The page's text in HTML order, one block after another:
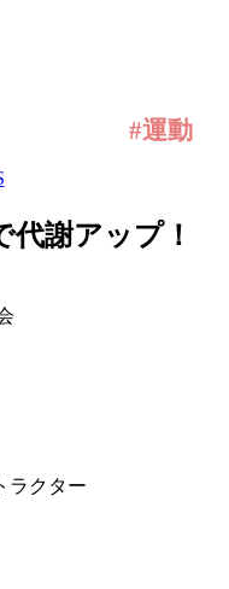
#運動
代謝アップ！
ラクター